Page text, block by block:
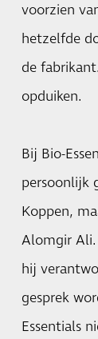
voorzien
hetzelfde
de
opduiken.
Bij Bio-
persoonlijk
Koppen,
Alomgir Ali.
hij
gesprek
Essentials